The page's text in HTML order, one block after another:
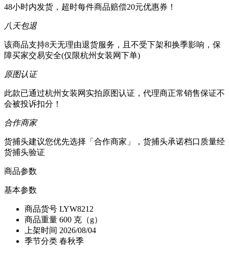
48小时内发货，超时每件商品赔偿20元优惠券！
八天包退
该商品支持8天无理由退货服务，且不受下架和换季影响，保
障买家交易安全(仅限杭州女装网下单)
原图认证
此款已通过杭州女装网实拍原图认证，代理商正常销售保证不
会被投诉扣分！
合作商家
货捕头建议您优先选择「合作商家」，货捕头承诺档口质量经
货捕头验证
商品参数
基本参数
商品货号 LYW8212
商品重量 600 克（g）
上架时间 2026/08/04
季节分类 春秋季